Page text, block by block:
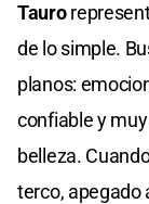
Tauro
de lo simple.
planos:
confiable y
belleza.
terco, apegado